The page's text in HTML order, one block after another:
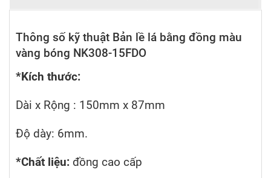
Thông số kỹ thuật Bản lề lá bằng đồng màu
vàng bóng NK308-15FDO
*Kích thước:
Dài x Rộng : 150mm x 87mm
Độ dày: 6mm.
*Chất liệu: đồng cao cấp